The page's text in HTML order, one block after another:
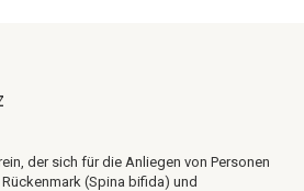
der sich für die Anliegen von Personen
(Spina bifida) und